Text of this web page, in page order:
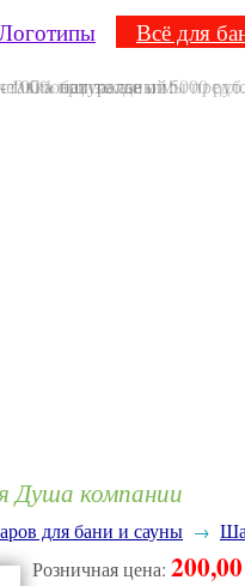
Всё для
компании
для бани и сауны →
Розничная цена: